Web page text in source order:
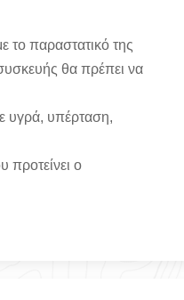
το παραστατικό της
θα πρέπει να
υγρά, υπέρταση,
προτείνει ο